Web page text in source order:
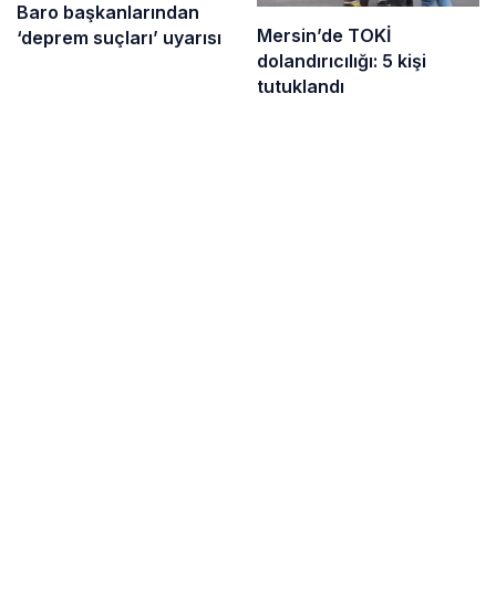
Baro başkanlarından
‘deprem suçları’ uyarısı
Mersin’de TOKİ
dolandırıcılığı: 5 kişi
tutuklandı